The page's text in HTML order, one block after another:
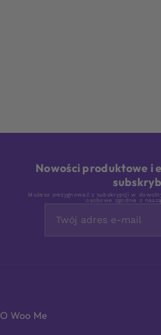
Nowości produktowe i
Możesz zrezygnować z subskrypcji w
osobowe zgodnie z naszą
O Woo Me